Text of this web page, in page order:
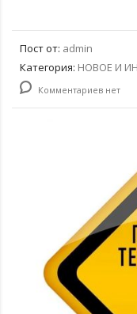
Пост от: admin
Категория: НОВОЕ И
Комментариев нет